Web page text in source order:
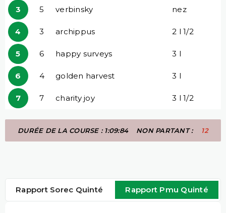
3 5 verbinsky nez
4 3 archippus 2 l 1/2
5 6 happy surveys 3 l
6 4 golden harvest 3 l
7 7 charity joy 3 l 1/2
DURÉE DE LA COURSE : 1:09:84 NON PARTANT : 12
Rapport Sorec Quinté Rapport Pmu Quinté